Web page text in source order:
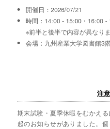
開催日：2026/07/21
時間：14:00 - 15:00・16:00 -
※前半と後半で内容が異なり
会場：九州産業大学図書館3
注
期末試験・夏季休暇をむかえ
起のお知らせがありました。